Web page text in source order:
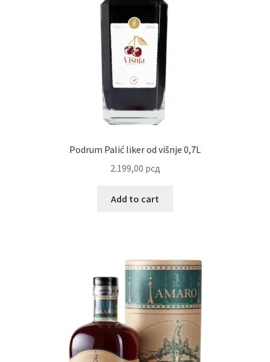
Podrum Palić liker od višnje 0,7L
2.199,00 рсд
Add to cart